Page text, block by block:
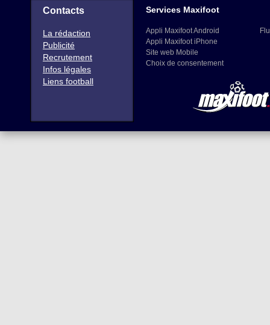
Contacts
La rédaction
Publicité
Recrutement
Infos légales
Liens football
Services Maxifoot
Appli Maxifoot Android
Appli Maxifoot iPhone
Site web Mobile
Choix de consentement